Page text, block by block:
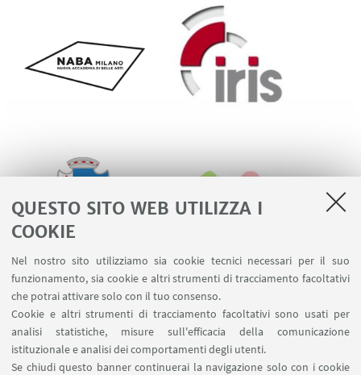
QUESTO SITO WEB UTILIZZA I
COOKIE
Nel nostro sito utilizziamo sia cookie tecnici necessari per il suo
funzionamento, sia cookie e altri strumenti di tracciamento facoltativi
che potrai attivare solo con il tuo consenso.
Cookie e altri strumenti di tracciamento facoltativi sono usati per
analisi statistiche, misure sull'efficacia della comunicazione
istituzionale e analisi dei comportamenti degli utenti.
Se chiudi questo banner continuerai la navigazione solo con i cookie